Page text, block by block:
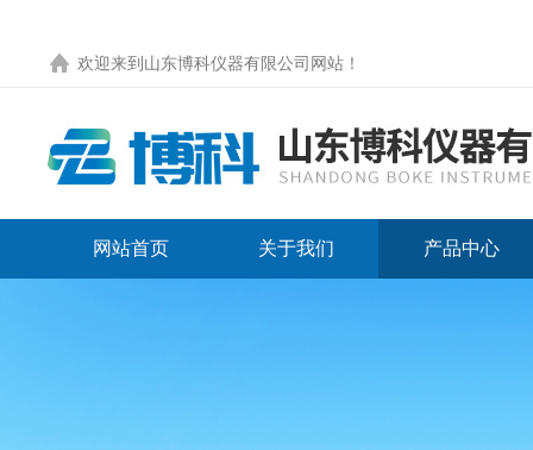
欢迎来到 山东博科仪器有限公司网站 ！
网站首页 关于我们 产品中心